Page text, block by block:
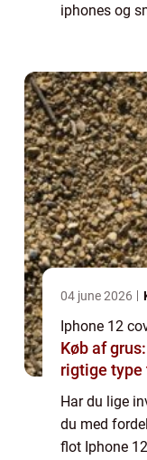
iphones og
04 june 2026
Iphone 12
Køb af
rigtige
Har du lige
du med
flot Iphone